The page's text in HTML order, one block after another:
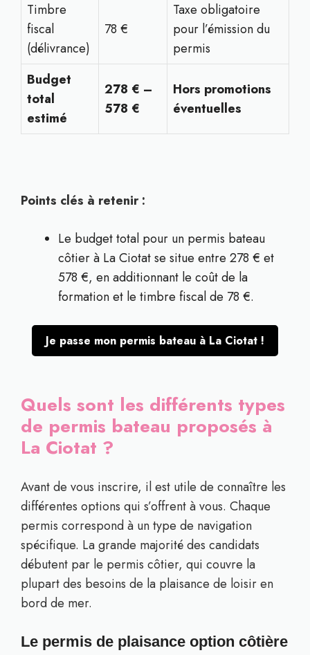
Timbre
fiscal
(délivrance)
78 €
Taxe obligatoire
pour l’émission du
permis
Budget
total
estimé
278 € –
578 €
Hors promotions
éventuelles
Points clés à retenir :
Le budget total pour un permis bateau
côtier à La Ciotat se situe entre 278 € et
578 €, en additionnant le coût de la
formation et le timbre fiscal de 78 €.
Je passe mon permis bateau à La Ciotat !
Quels sont les différents types
de permis bateau proposés à
La Ciotat ?
Avant de vous inscrire, il est utile de connaître les
différentes options qui s’offrent à vous. Chaque
permis correspond à un type de navigation
spécifique. La grande majorité des candidats
débutent par le permis côtier, qui couvre la
plupart des besoins de la plaisance de loisir en
bord de mer.
Le permis de plaisance option côtière